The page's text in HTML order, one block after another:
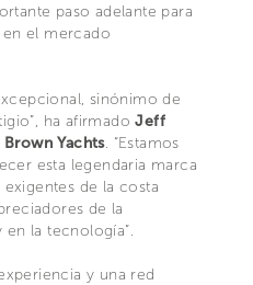
paso adelante para
el mercado
sinónimo de
ha afirmadoJeff
Yachts. “Estamos
esta legendaria marca
de la costa
de la
la tecnología”.
y una red